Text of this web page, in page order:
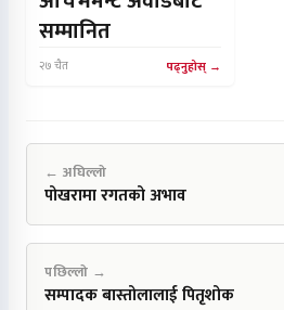
सम्मानित
२७ चैत पढ्नुहोस्
← अघिल्लो
पोखरामा रगतको अभाव
पछिल्लो →
सम्पादक बास्तोलालाई पितृशोक